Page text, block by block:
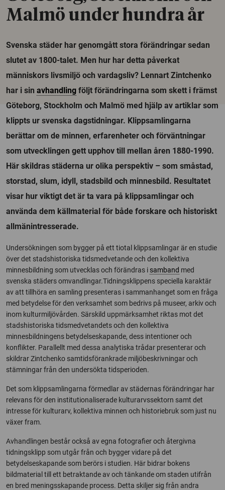
Malmö under hundra år
Svenska städer har genomgått stora förändringar sedan
slutet av 1800-talet. Men hur har detta påverkat
människors livsmiljö och vardagsliv? Lennart Zintchenko
har i sin avhandling följt förändringarna som skett i främst
Göteborg, Stockholm och Malmö med hjälp av artiklar som
klippts ur svenska dagstidningar. Klippsamlingarna
berättar om de minnen, erfarenheter och förväntningar
som utvecklingen gett upphov till mellan åren 1880-1990.
Här skildras städerna ur olika perspektiv – som småstad,
storstad, slum, idyll, stadsbild och minnesbild. Resultatet
visar hur viktigt det är ta vara på klippsamlingar och
använda dem källmaterial för både forskare och historiskt
allmänintresserade.
Undersökningen som bygger på ett tiotal klippsamlingar är en studie
över det stadshistoriska tidsmedvetande och den kollektiva
minnesbildning som utvecklas och förändras i samband med
svenska städers omvandlingar.Tidningsklippens speciella karaktär
av att tillhöra en samling presenteras i sammanhanget som en fråga
med betydelse för den verksamhet som bedrivs på museer, arkiv och
inom kulturmiljövården. Särskild uppmärksamhet riktas mot det
stadshistoriska tidsmedvetandets och den kollektiva
minnesbildningens betydelseskapande, dess intentioner och
konflikter. Parallellt med dessa analytiska trådar presenterar och
skildrar Zintchenko samtidsförankrade miljöbeskrivningar och
stämningar från den undersökta tidsperioden.
Det som klippsamlingarna förmedlar av städernas förändringar har
relevans för den institutionaliserade kulturarvssektorn samt det
intresse för kulturarv, kollektiva minnen och historiebruk som just nu
växer fram.
Avhandlingen består också av egna fotografier och återgivna
tidningsklipp som utgår från och bygger vidare på det
betydelseskapande som berörs i studien. Här bidrar bokens
bildmaterial till ett betraktande av och tänkande om staden utifrån
en bred meningsskapande process. Detta skiljer sig från andra